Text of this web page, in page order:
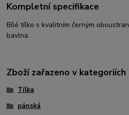
Kompletní specifikace
Bílé tílko s kvalitním černým
bavlna.
Zboží zařazeno v kategoriích
Tílka
pánská